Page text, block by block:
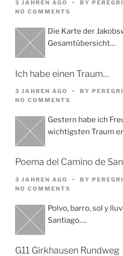
3 JAHREN AGO BY
NO COMMENTS
Die Karte der
Gesamtübersicht…
Ich habe einen Traum…
3 JAHREN AGO BY
NO COMMENTS
Gestern habe ich
wichtigsten Traum
Poema del Camino de
3 JAHREN AGO BY
NO COMMENTS
Polvo, barro, sol y
Santiago….
G11 Girkhausen Rundweg